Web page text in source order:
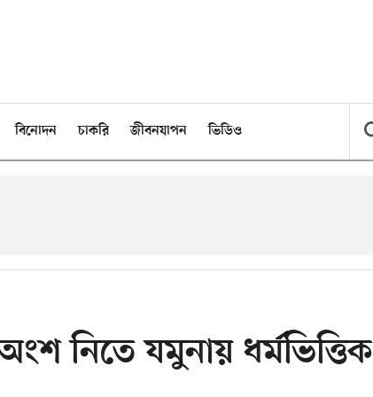
বিনোদন চাকরি জীবনযাপন ভিডিও
নিতে যমুনায় ধর্মভিত্তিক